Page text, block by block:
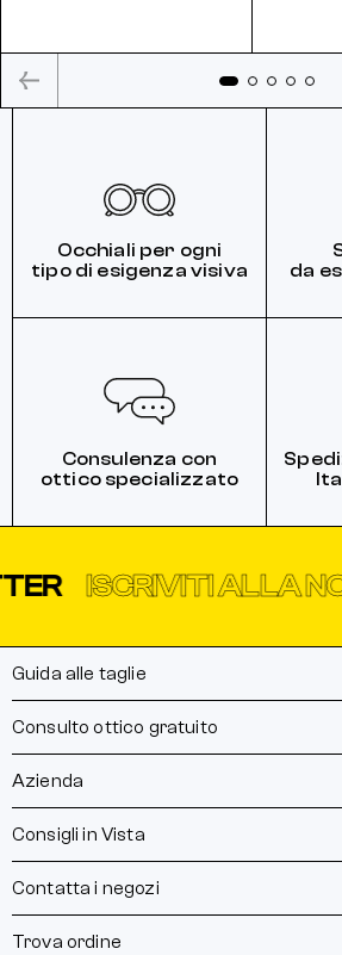
Occhiali per ogni
tipo di esigenza visiva
da
Consulenza con
ottico specializzato
ISCRIVITI ALLA
Guida alle taglie
Consulto ottico gratuito
Azienda
Consigli in Vista
Contatta i negozi
Trova ordine